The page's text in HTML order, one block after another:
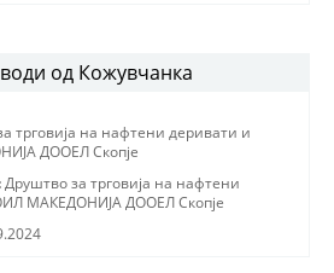
од Кожувчанка
трговиjа на нафтени деривати и
ДООЕЛ Скопjе
Друштво за трговиjа на нафтени
МАКЕДОНИJА ДООЕЛ Скопjе